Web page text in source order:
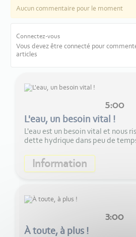
Aucun commentaire pour le moment
Connectez-vous
Vous devez être connecté pour
articles
5:00
L'eau, un besoin vital !
L'eau est un besoin vital et nous
dette hydrique dans peu de
Information
3:00
À toute, à plus !